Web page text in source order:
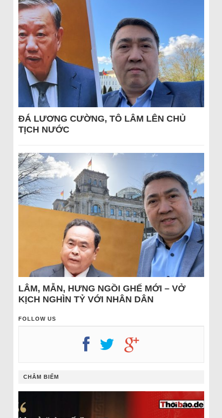
ĐÁ LƯƠNG CƯỜNG, TÔ LÂM LÊN CHỦ
TỊCH NƯỚC
LÂM, MẪN, HƯNG NGỒI GHẾ MỚI – VỞ
KỊCH NGHÌN TỶ VỚI NHÂN DÂN
FOLLOW US
CHÂM BIẾM